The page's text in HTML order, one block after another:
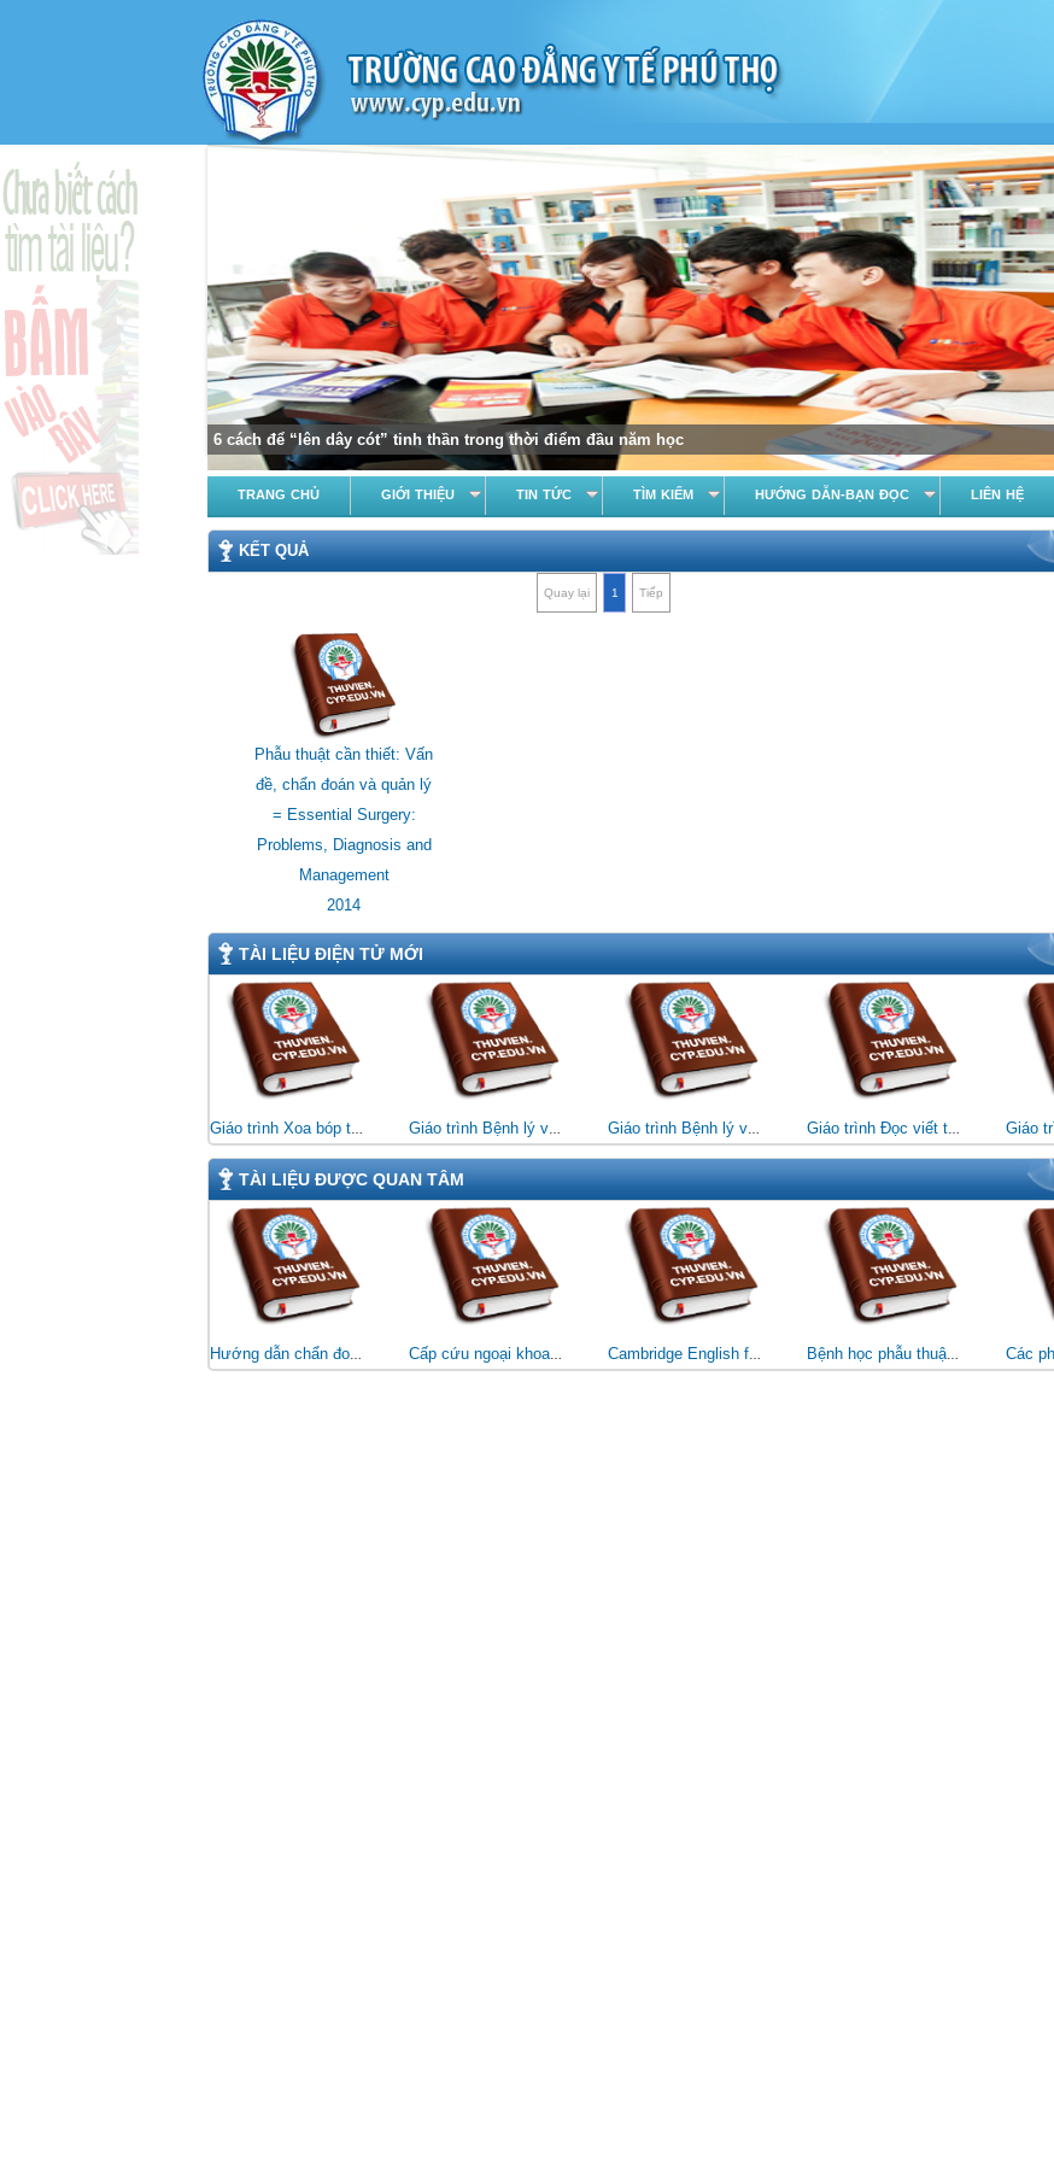
6 cách để “lên dây cót” tinh thần trong thời điểm đầu năm học
TRANG CHỦ GIỚI THIỆU TIN TỨC TÌM KIẾM HƯỚNG DẪN-BẠN ĐỌC LIÊN HỆ
KẾT QUẢ
Quay lại 1 Tiếp
Phẫu thuật cần thiết: Vấn
đề, chẩn đoán và quản lý
= Essential Surgery:
Problems, Diagnosis and
Management
2014
TÀI LIỆU ĐIỆN TỬ MỚI
Giáo trình Xoa bóp trị liệu (Đối tượng: CĐ Kỹ thuật VLTL - PHCN) Giáo trình Bệnh lý và vật lý trị liệu hệ tim mạch - hô hấp (Đối tượng: CĐ Kỹ thuật VLTL & PHCN) Giáo trình Bệnh lý và vật lý trị liệu hệ thần kinh cơ (Đối tượng: CĐ Kỹ thuật VLTL & PHCN) Giáo trình Đọc viết tên thuốc (Đối tượng: Cao đẳng Dược)
TÀI LIỆU ĐƯỢC QUAN TÂM
Hướng dẫn chẩn đoán và điều trị bệnh nội khoa: Cẩm nang nghiệp vụ của bác sĩ lâm sàng Cấp cứu ngoại khoa Tập 1 (Dùng cho Bác sĩ và học viên sau Đại học) Cambridge English for Nursing Bệnh học phẫu thuật thần kinh